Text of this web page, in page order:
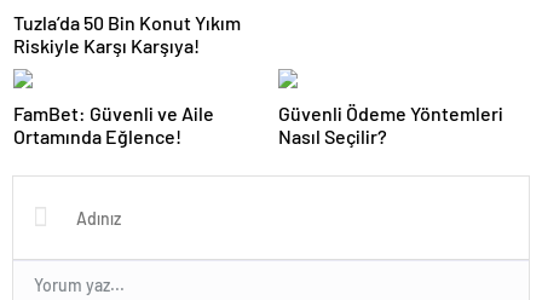
Tuzla’da 50 Bin Konut Yıkım
Riskiyle Karşı Karşıya!
FamBet: Güvenli ve Aile
Ortamında Eğlence!
Güvenli Ödeme Yöntemleri
Nasıl Seçilir?